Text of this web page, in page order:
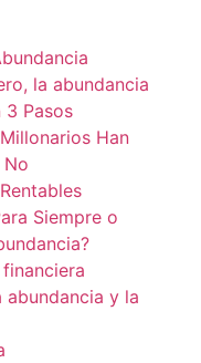
la abundancia
3 Pasos
Han
Siempre o
abundancia y la